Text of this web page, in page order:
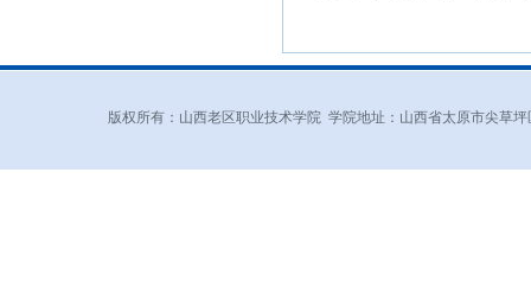
版权所有：山西老区职业技术学院 学院地址：山西省太原市尖草